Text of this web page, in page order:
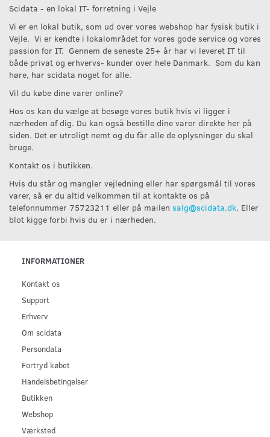
Scidata - en lokal IT- forretning i Vejle
Vi er en lokal butik, som ud over vores webshop har fysisk butik i
Vejle. Vi er kendte i lokalområdet for vores gode service og vores
passion for IT. Gennem de seneste 25+ år har vi leveret IT til
både privat og erhvervs- kunder over hele Danmark. Som du kan
høre, har scidata noget for alle.
Vil du købe dine varer online?
Hos os kan du vælge at besøge vores butik hvis vi ligger i
nærheden af dig. Du kan også bestille dine varer direkte her på
siden. Det er utroligt nemt og du får alle de oplysninger du skal
bruge.
Kontakt os i butikken.
Hvis du står og mangler vejledning eller har spørgsmål til vores
varer, så er du altid velkommen til at kontakte os på
telefonnummer 75723211 eller på mailen salg@scidata.dk. Eller
blot kigge forbi hvis du er i nærheden.
INFORMATIONER
Kontakt os
Support
Erhverv
Om scidata
Persondata
Fortryd købet
Handelsbetingelser
Butikken
Webshop
Værksted